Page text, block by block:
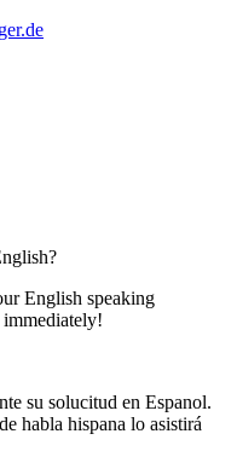
English speaking
su solucitud en Espanol.
habla hispana lo asistirá